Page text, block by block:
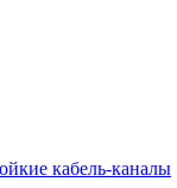
кабель-каналы